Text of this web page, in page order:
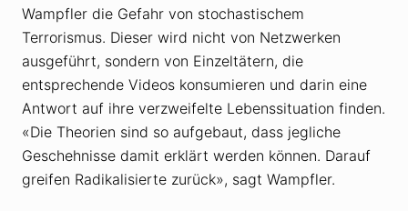
Wampfler die Gefahr von stochastischem
Terrorismus. Dieser wird nicht von Netzwerken
ausgeführt, sondern von Einzeltätern, die
entsprechende Videos konsumieren und darin eine
Antwort auf ihre verzweifelte Lebenssituation finden.
«Die Theorien sind so aufgebaut, dass jegliche
Geschehnisse damit erklärt werden können. Darauf
greifen Radikalisierte zurück», sagt Wampfler.